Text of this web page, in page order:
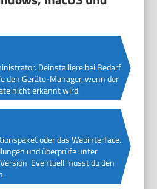
Deinstalliere bei Bedarf
den Geräte-Manager, wenn der
nicht erkannt wird.
oder das Webinterface.
und überprüfe unter
Eventuell musst du den